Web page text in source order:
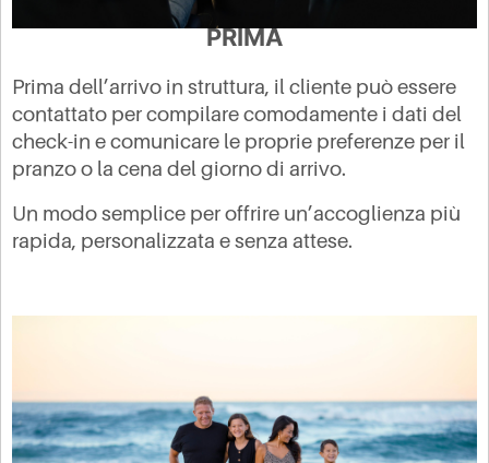
PRIMA
Prima dell’arrivo in struttura, il cliente può essere
contattato per compilare comodamente i dati del
check-in e comunicare le proprie preferenze per il
pranzo o la cena del giorno di arrivo.
Un modo semplice per offrire un’accoglienza più
rapida, personalizzata e senza attese.